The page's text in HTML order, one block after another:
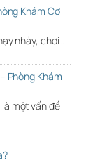
Khám Cơ
nhảy, chơi…
Phòng Khám
một vấn đề